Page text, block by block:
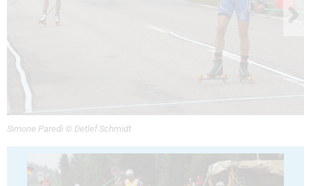
Simone Paredi © Detlef Schmidt